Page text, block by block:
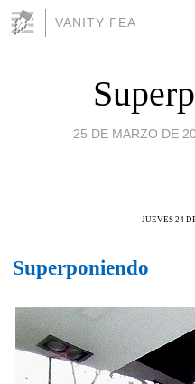
VANITY FEA
25 DE MARZO DE
JUEVES 24
Superponiendo